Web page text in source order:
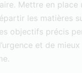
Mettre en place
les matières
objectifs précis
et de